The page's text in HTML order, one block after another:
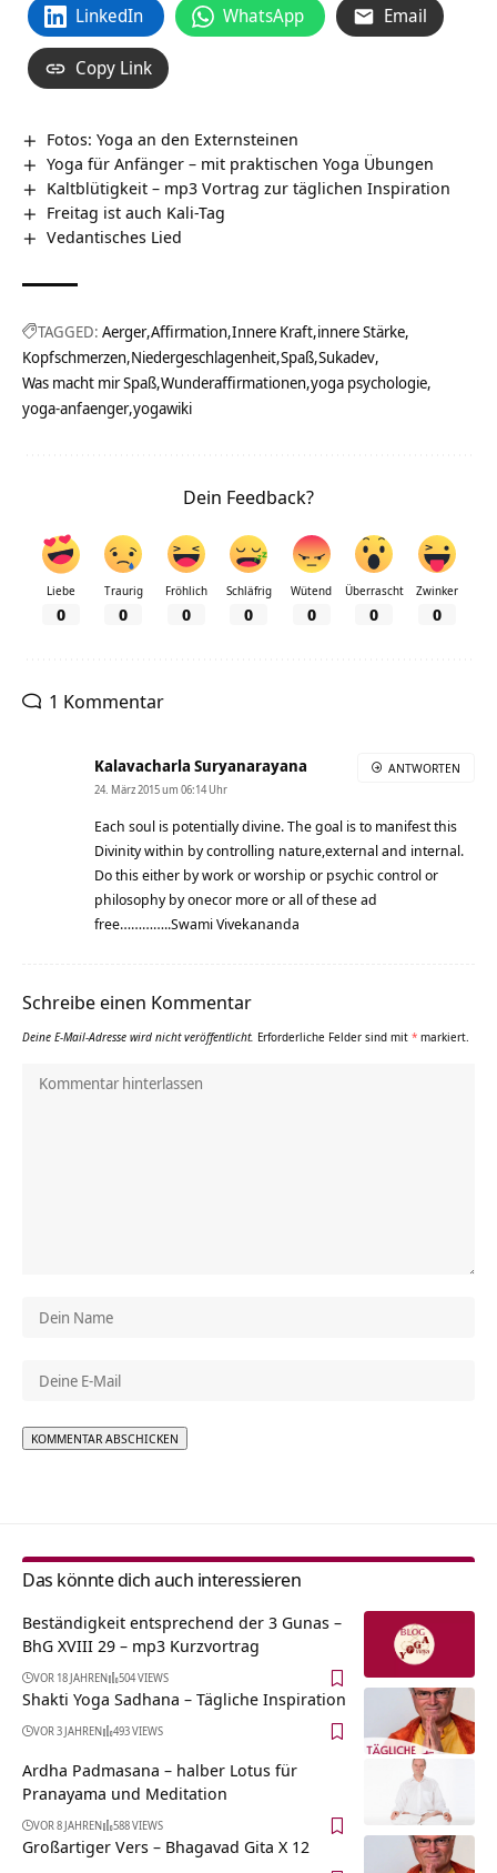
LinkedIn WhatsApp Email
Copy Link
Fotos: Yoga an den Externsteinen
Yoga für Anfänger – mit praktischen Yoga Übungen
Kaltblütigkeit – mp3 Vortrag zur täglichen Inspiration
Freitag ist auch Kali-Tag
Vedantisches Lied
TAGGED: Aerger Affirmation Innere Kraft innere Stärke
Kopfschmerzen Niedergeschlagenheit Spaß Sukadev
Was macht mir Spaß Wunderaffirmationen yoga psychologie
yoga-anfaenger yogawiki
Dein Feedback?
Liebe
0
Traurig
0
Fröhlich
0
Schläfrig
0
Wütend
0
Überrascht
0
Zwinker
0
1 Kommentar
Kalavacharla Suryanarayana
24. März 2015 um 06:14 Uhr
Each soul is potentially divine. The goal is to manifest this
Divinity within by controlling nature,external and internal.
Do this either by work or worship or psychic control or
philosophy by onecor more or all of these ad
free…………..Swami Vivekananda
ANTWORTEN
Schreibe einen Kommentar
Deine E-Mail-Adresse wird nicht veröffentlicht. Erforderliche Felder sind mit * markiert.
Das könnte dich auch interessieren
Beständigkeit entsprechend der 3 Gunas –
BhG XVIII 29 – mp3 Kurzvortrag
VOR 18 JAHREN 504 VIEWS
Shakti Yoga Sadhana – Tägliche Inspiration
VOR 3 JAHREN 493 VIEWS
Ardha Padmasana – halber Lotus für
Pranayama und Meditation
VOR 8 JAHREN 588 VIEWS
Großartiger Vers – Bhagavad Gita X 12